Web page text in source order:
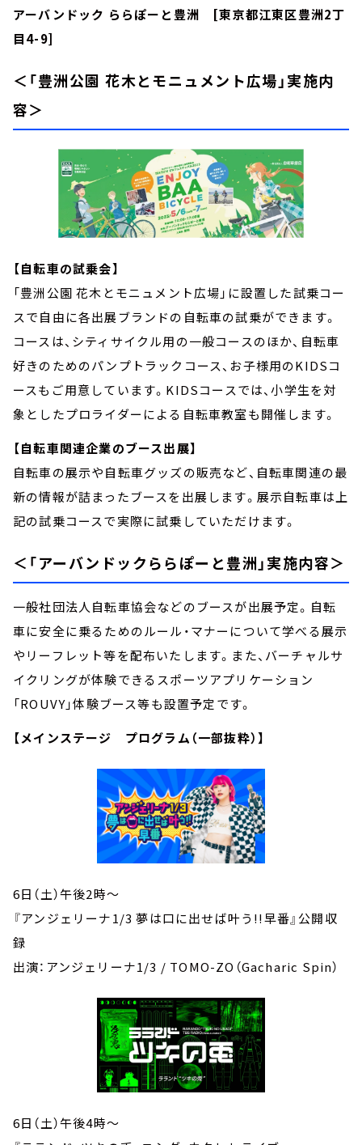
アーバンドック ららぽーと豊洲 [東京都江東区豊洲2丁
目4-9]
＜「豊洲公園 花木とモニュメント広場」実施内
容＞
【自転車の試乗会】
「豊洲公園 花木とモニュメント広場」に設置した試乗コー
スで自由に各出展ブランドの自転車の試乗ができます。
コースは、シティサイクル用の一般コースのほか、自転車
好きのためのパンプトラックコース、お子様用のKIDSコ
ースもご用意しています。KIDSコースでは、小学生を対
象としたプロライダーによる自転車教室も開催します。
【自転車関連企業のブース出展】
自転車の展示や自転車グッズの販売など、自転車関連の最
新の情報が詰まったブースを出展します。展示自転車は上
記の試乗コースで実際に試乗していただけます。
＜「アーバンドックららぽーと豊洲」実施内容＞
一般社団法人自転車協会などのブースが出展予定。自転
車に安全に乗るためのルール・マナーについて学べる展示
やリーフレット等を配布いたします。また、バーチャルサ
イクリングが体験できるスポーツアプリケーション
「ROUVY」体験ブース等も設置予定です。
【メインステージ プログラム（一部抜粋）】
6日（土）午後2時～
『アンジェリーナ1/3 夢は口に出せば叶う!!早番』公開収
録
出演：アンジェリーナ1/3 / TOMO-ZO（Gacharic Spin）
6日（土）午後4時～